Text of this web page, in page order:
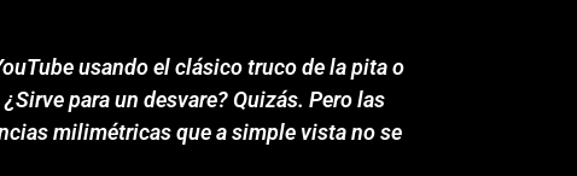
usando el clásico truco de la pita o
para un desvare? Quizás. Pero las
milimétricas que a simple vista no se